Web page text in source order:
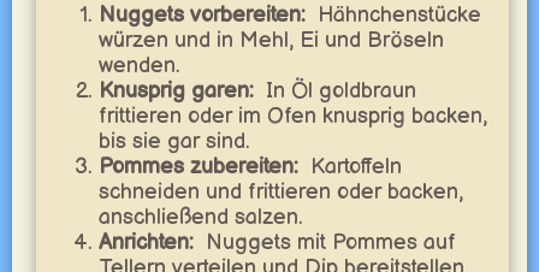
Nuggets vorbereiten: Hähnchenstücke
würzen und in Mehl, Ei und Bröseln
wenden.
Knusprig garen: In Öl goldbraun
frittieren oder im Ofen knusprig backen,
bis sie gar sind.
Pommes zubereiten: Kartoffeln
schneiden und frittieren oder backen,
anschließend salzen.
Anrichten: Nuggets mit Pommes auf